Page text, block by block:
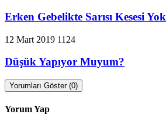
Erken Gebelikte Sarısı Kesesi Yok
12 Mart 2019 1124
Düşük Yapıyor Muyum?
Yorumları Göster (0)
Yorum Yap